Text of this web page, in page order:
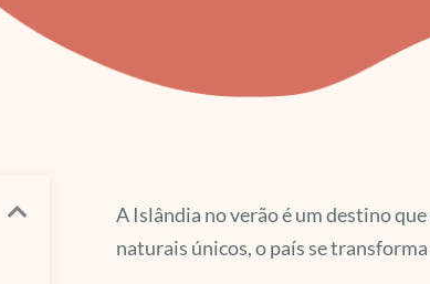
A Islândia no verão é um destino
naturais únicos, o país se